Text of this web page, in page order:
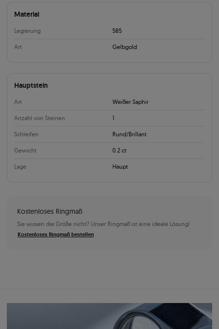
Material
Legierung 585
Art Gelbgold
Hauptstein
Art Weißer Saphir
Anzahl von Steinen 1
Schleifen Rund/Brillant
Gewicht 0.2 ct
Lage Haupt
Kostenloses Ringmaß
Sie wissen die Größe nicht? Unser Ringmaß ist eine ideale Lösung!
Kostenloses Ringmaß bestellen